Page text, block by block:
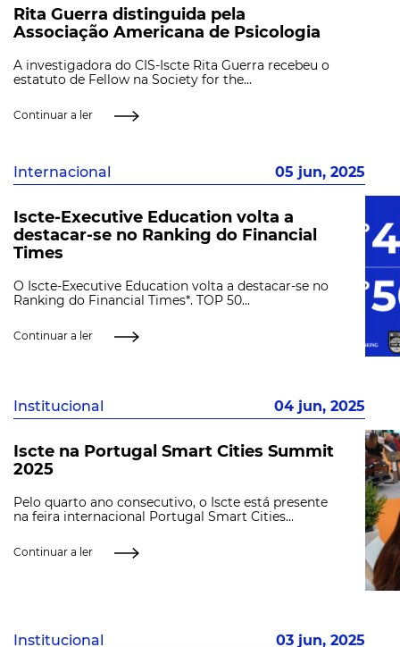
Rita Guerra distinguida pela
Associação Americana de Psicologia
A investigadora do CIS-Iscte Rita Guerra recebeu o
estatuto de Fellow na Society for the...
Continuar a ler
Internacional 05 jun, 2025
Iscte-Executive Education volta a
destacar-se no Ranking do Financial
Times
O Iscte-Executive Education volta a destacar-se no
Ranking do Financial Times*. TOP 50...
Continuar a ler
Institucional 04 jun, 2025
Iscte na Portugal Smart Cities Summit
2025
Pelo quarto ano consecutivo, o Iscte está presente
na feira internacional Portugal Smart Cities...
Continuar a ler
Institucional 03 jun, 2025